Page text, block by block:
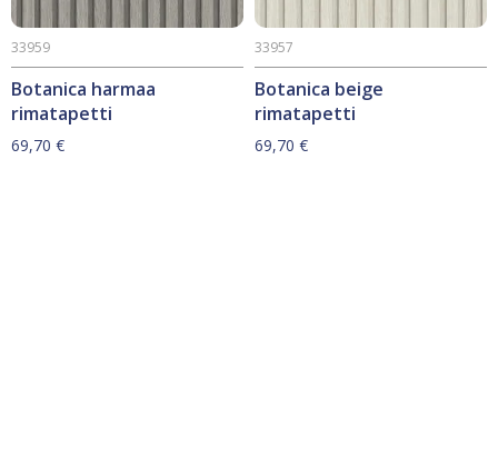
Botanica harmaa
rimatapetti
33959
69,70 €
Botanica beige
rimatapetti
33957
69,70 €